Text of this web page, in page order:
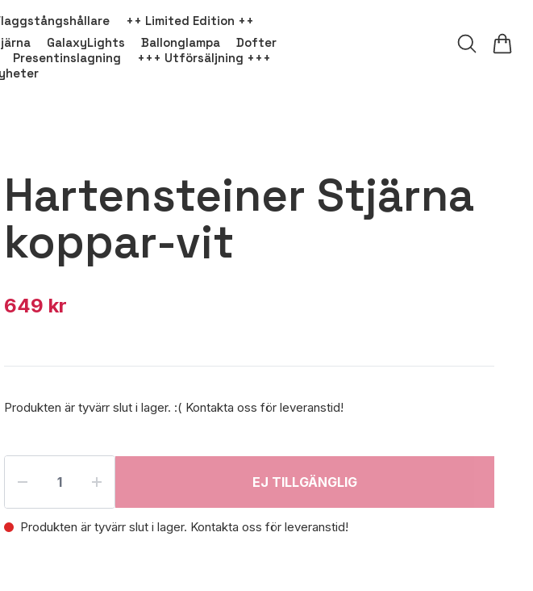
++ Limited Edition ++
GalaxyLights Ballonglampa
Dofter
Presentinslagning
+++ Utförsäljning +++
Hartensteiner Stjärna
koppar-vit
649 kr
Produkten är tyvärr slut i lager. :( Kontakta oss för leveranstid!
EJ TILLGÄNGLIG
Produkten är tyvärr slut i lager. Kontakta oss för leveranstid!